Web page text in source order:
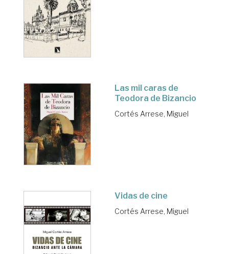
Las mil caras de
Teodora de Bizancio
Cortés Arrese, Miguel
Vidas de cine
Cortés Arrese, Miguel